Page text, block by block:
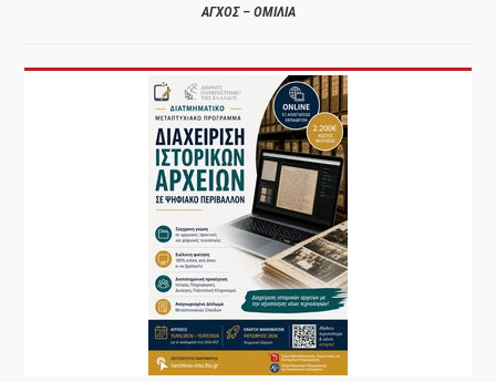
ΑΓΧΟΣ – ΟΜΙΛΙΑ